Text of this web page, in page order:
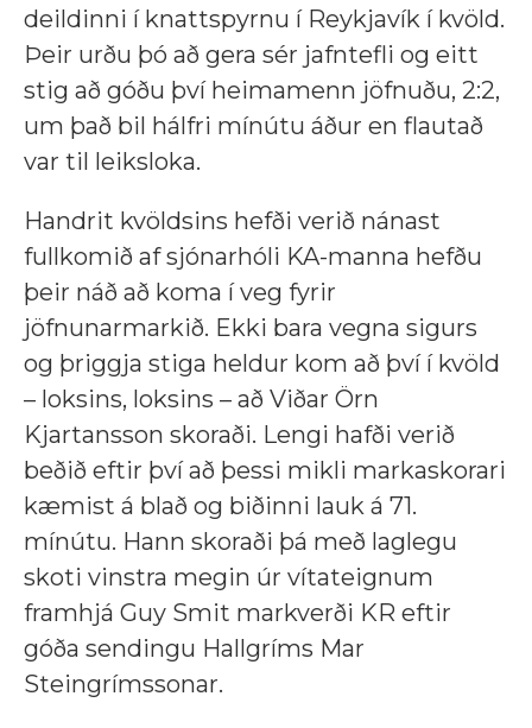
deildinni í knattspyrnu í Reykjavík í kvöld.
Þeir urðu þó að gera sér jafntefli og eitt
stig að góðu því heimamenn jöfnuðu, 2:2,
um það bil hálfri mínútu áður en flautað
var til leiksloka.
Handrit kvöldsins hefði verið nánast
fullkomið af sjónarhóli KA-manna hefðu
þeir náð að koma í veg fyrir
jöfnunarmarkið. Ekki bara vegna sigurs
og þriggja stiga heldur kom að því í kvöld
– loksins, loksins – að Viðar Örn
Kjartansson skoraði. Lengi hafði verið
beðið eftir því að þessi mikli markaskorari
kæmist á blað og biðinni lauk á 71.
mínútu. Hann skoraði þá með laglegu
skoti vinstra megin úr vítateignum
framhjá Guy Smit markverði KR eftir
góða sendingu Hallgríms Mar
Steingrímssonar.